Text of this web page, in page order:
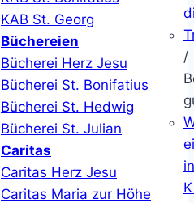
KAB St. Georg
Büchereien
Bücherei Herz Jesu
Bücherei St. Bonifatius
Bücherei St. Hedwig
Bücherei St. Julian
Caritas
Caritas Herz Jesu
Caritas Maria zur Höhe
/